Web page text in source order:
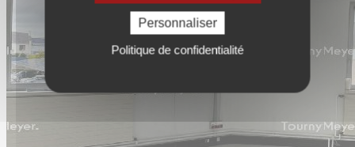
Personnaliser
Politique de confidentialité